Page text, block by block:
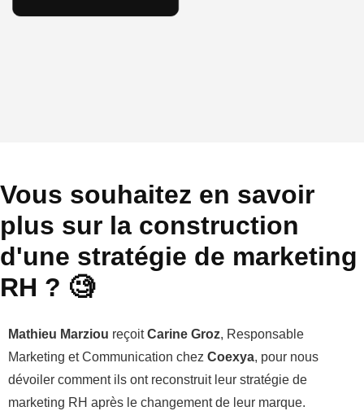
Vous souhaitez en savoir
plus sur la construction
d'une stratégie de marketing
RH ? 🧐
Mathieu Marziou reçoitCarine Groz, Responsable
Marketing et Communication chez Coexya, pour nous
dévoiler comment ils ont reconstruit leur stratégie de
marketing RH après le changement de leur marque.